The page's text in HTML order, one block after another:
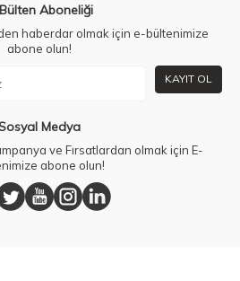
Aboneliği
haberdar olmak için e-bültenimize
abone olun!
KAYIT OL
Medya
ve Fırsatlardan olmak için E-
abone olun!